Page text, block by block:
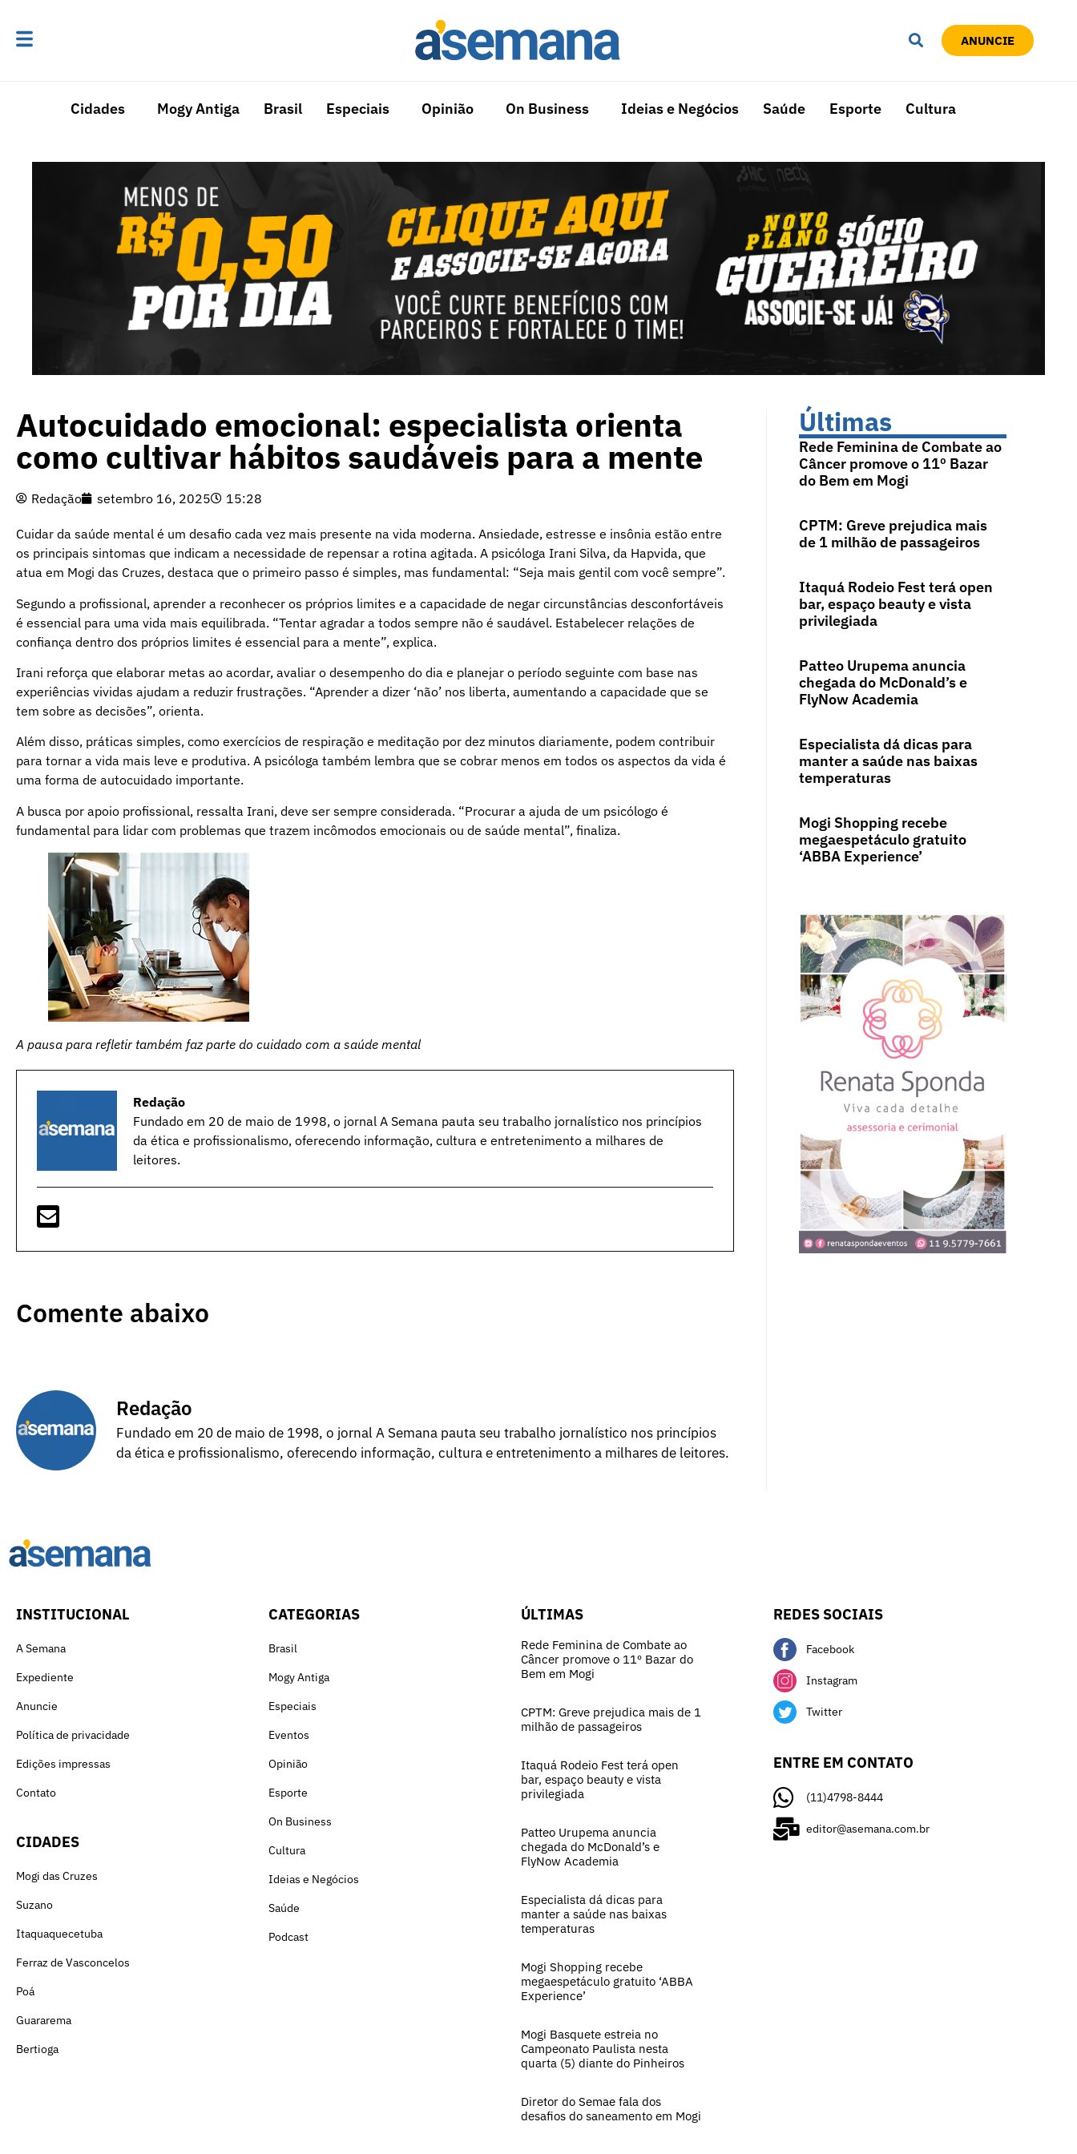
ANUNCIE
Cidades Mogy Antiga Brasil Especiais Opinião On Business Ideias e Negócios Saúde Esporte Cultura
Autocuidado emocional: especialista orienta
como cultivar hábitos saudáveis para a mente
Redação setembro 16, 2025 15:28
Cuidar da saúde mental é um desafio cada vez mais presente na vida moderna. Ansiedade, estresse e insônia estão entre
os principais sintomas que indicam a necessidade de repensar a rotina agitada. A psicóloga Irani Silva, da Hapvida, que
atua em Mogi das Cruzes, destaca que o primeiro passo é simples, mas fundamental: “Seja mais gentil com você sempre”.
Segundo a profissional, aprender a reconhecer os próprios limites e a capacidade de negar circunstâncias desconfortáveis
é essencial para uma vida mais equilibrada. “Tentar agradar a todos sempre não é saudável. Estabelecer relações de
confiança dentro dos próprios limites é essencial para a mente”, explica.
Irani reforça que elaborar metas ao acordar, avaliar o desempenho do dia e planejar o período seguinte com base nas
experiências vividas ajudam a reduzir frustrações. “Aprender a dizer ‘não’ nos liberta, aumentando a capacidade que se
tem sobre as decisões”, orienta.
Além disso, práticas simples, como exercícios de respiração e meditação por dez minutos diariamente, podem contribuir
para tornar a vida mais leve e produtiva. A psicóloga também lembra que se cobrar menos em todos os aspectos da vida é
uma forma de autocuidado importante.
A busca por apoio profissional, ressalta Irani, deve ser sempre considerada. “Procurar a ajuda de um psicólogo é
fundamental para lidar com problemas que trazem incômodos emocionais ou de saúde mental”, finaliza.
A pausa para refletir também faz parte do cuidado com a saúde mental
Redação
Fundado em 20 de maio de 1998, o jornal A Semana pauta seu trabalho jornalístico nos princípios
da ética e profissionalismo, oferecendo informação, cultura e entretenimento a milhares de
leitores.
Comente abaixo
Redação
Fundado em 20 de maio de 1998, o jornal A Semana pauta seu trabalho jornalístico nos princípios
da ética e profissionalismo, oferecendo informação, cultura e entretenimento a milhares de leitores.
Últimas
Rede Feminina de Combate ao
Câncer promove o 11º Bazar
do Bem em Mogi
CPTM: Greve prejudica mais
de 1 milhão de passageiros
Itaquá Rodeio Fest terá open
bar, espaço beauty e vista
privilegiada
Patteo Urupema anuncia
chegada do McDonald’s e
FlyNow Academia
Especialista dá dicas para
manter a saúde nas baixas
temperaturas
Mogi Shopping recebe
megaespetáculo gratuito
‘ABBA Experience’
INSTITUCIONAL
A Semana
Expediente
Anuncie
Política de privacidade
Edições impressas
Contato
CIDADES
Mogi das Cruzes
Suzano
Itaquaquecetuba
Ferraz de Vasconcelos
Poá
Guararema
Bertioga
CATEGORIAS
Brasil
Mogy Antiga
Especiais
Eventos
Opinião
Esporte
On Business
Cultura
Ideias e Negócios
Saúde
Podcast
ÚLTIMAS
Rede Feminina de Combate ao
Câncer promove o 11º Bazar do
Bem em Mogi
CPTM: Greve prejudica mais de 1
milhão de passageiros
Itaquá Rodeio Fest terá open
bar, espaço beauty e vista
privilegiada
Patteo Urupema anuncia
chegada do McDonald’s e
FlyNow Academia
Especialista dá dicas para
manter a saúde nas baixas
temperaturas
Mogi Shopping recebe
megaespetáculo gratuito ‘ABBA
Experience’
Mogi Basquete estreia no
Campeonato Paulista nesta
quarta (5) diante do Pinheiros
Diretor do Semae fala dos
desafios do saneamento em Mogi
REDES SOCIAIS
Facebook
Instagram
Twitter
ENTRE EM CONTATO
(11)4798-8444
editor@asemana.com.br